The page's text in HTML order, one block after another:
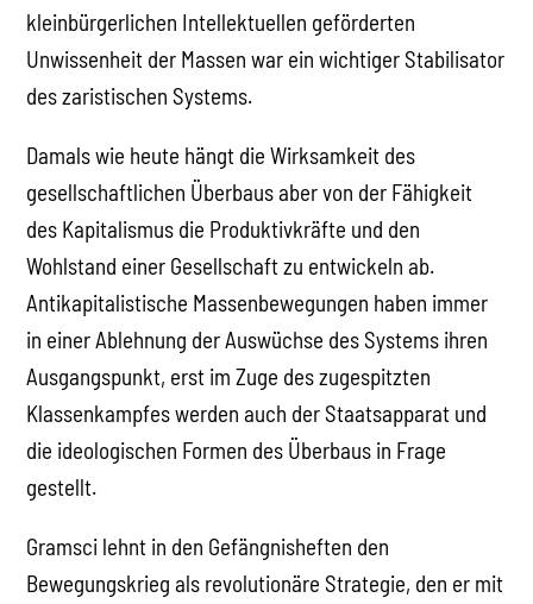
kleinbürgerlichen Intellektuellen geförderten
Unwissenheit der Massen war ein wichtiger Stabilisator
des zaristischen Systems.
Damals wie heute hängt die Wirksamkeit des
gesellschaftlichen Überbaus aber von der Fähigkeit
des Kapitalismus die Produktivkräfte und den
Wohlstand einer Gesellschaft zu entwickeln ab.
Antikapitalistische Massenbewegungen haben immer
in einer Ablehnung der Auswüchse des Systems ihren
Ausgangspunkt, erst im Zuge des zugespitzten
Klassenkampfes werden auch der Staatsapparat und
die ideologischen Formen des Überbaus in Frage
gestellt.
Gramsci lehnt in den Gefängnisheften den
Bewegungskrieg als revolutionäre Strategie, den er mit